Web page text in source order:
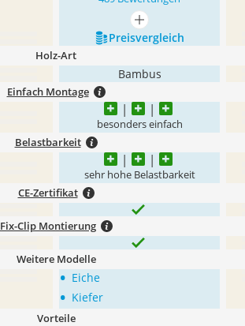
mehr anzeigen
Preis­vergleich
Holz-Art
Bambus
Einfach Montage
besonders einfach
Belastbarkeit
sehr hohe Belastbarkeit
CE-Zertifikat
Fix-Clip Montierung
Weitere Modelle
• Eiche
• Kiefer
Vorteile